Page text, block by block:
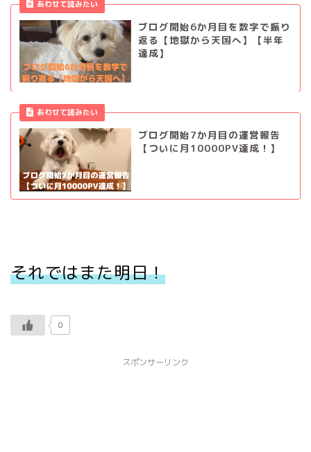
あわせて読みたい
ブログ開始6か月目を数字で振り
返る【地獄から天国へ】【半年
達成】
あわせて読みたい
ブログ開始7か月目の運営報告
【ついに月10000PV達成！】
それではまた明日！
0
スポンサーリンク